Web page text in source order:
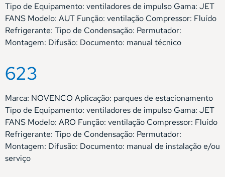
Tipo de Equipamento: ventiladores de impulso Gama: JET
FANS Modelo: AUT Função: ventilação Compressor: Fluído
Refrigerante: Tipo de Condensação: Permutador:
Montagem: Difusão: Documento: manual técnico
623
Marca: NOVENCO Aplicação: parques de estacionamento
Tipo de Equipamento: ventiladores de impulso Gama: JET
FANS Modelo: ARO Função: ventilação Compressor: Fluído
Refrigerante: Tipo de Condensação: Permutador:
Montagem: Difusão: Documento: manual de instalação e/ou
serviço